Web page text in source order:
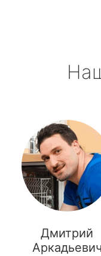
Дмитрий
Аркадьевич